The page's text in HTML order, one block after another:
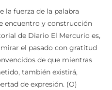
la fuerza de la palabra
encuentro y construcción
de Diario El Mercurio es,
el pasado con gratitud
de que mientras
también existirá,
de expresión. (O)